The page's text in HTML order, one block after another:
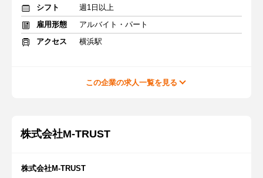
シフト
週1日以上
雇用形態
アルバイト・パート
アクセス
横浜駅
この企業の求人一覧を見る
株式会社M-TRUST
株式会社M‐TRUST